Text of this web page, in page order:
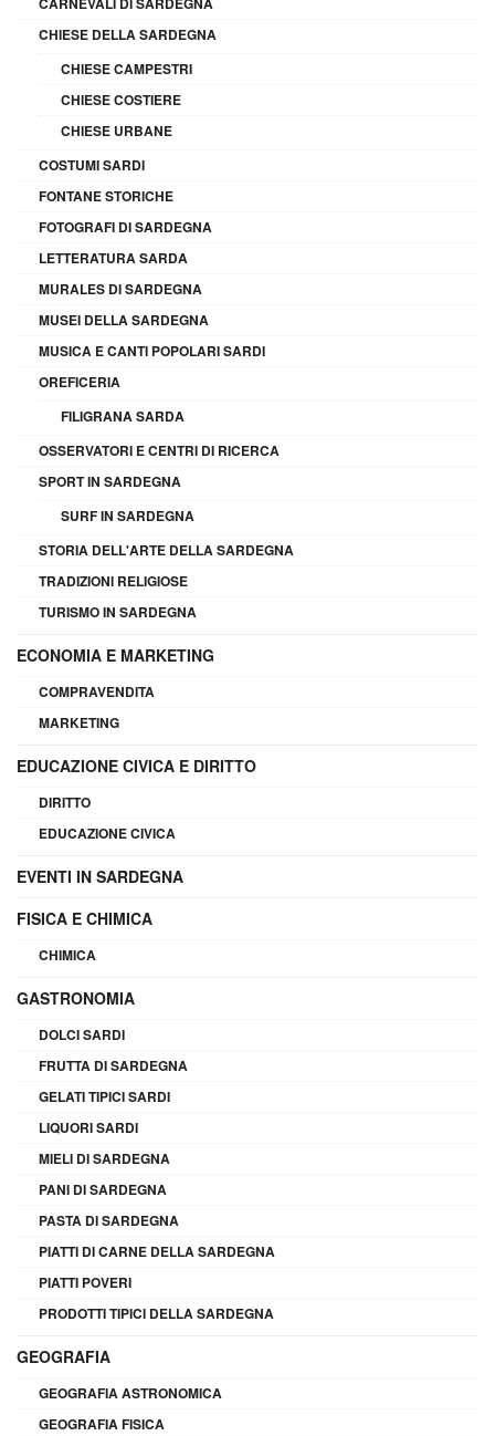
CHIESE DELLA SARDEGNA
CHIESE CAMPESTRI
CHIESE COSTIERE
CHIESE URBANE
COSTUMI SARDI
FONTANE STORICHE
FOTOGRAFI DI SARDEGNA
LETTERATURA SARDA
MURALES DI SARDEGNA
MUSEI DELLA SARDEGNA
MUSICA E CANTI POPOLARI SARDI
OREFICERIA
FILIGRANA SARDA
OSSERVATORI E CENTRI DI RICERCA
SPORT IN SARDEGNA
SURF IN SARDEGNA
STORIA DELL'ARTE DELLA SARDEGNA
TRADIZIONI RELIGIOSE
TURISMO IN SARDEGNA
ECONOMIA E MARKETING
COMPRAVENDITA
MARKETING
EDUCAZIONE CIVICA E DIRITTO
DIRITTO
EDUCAZIONE CIVICA
EVENTI IN SARDEGNA
FISICA E CHIMICA
CHIMICA
GASTRONOMIA
DOLCI SARDI
FRUTTA DI SARDEGNA
GELATI TIPICI SARDI
LIQUORI SARDI
MIELI DI SARDEGNA
PANI DI SARDEGNA
PASTA DI SARDEGNA
PIATTI DI CARNE DELLA SARDEGNA
PIATTI POVERI
PRODOTTI TIPICI DELLA SARDEGNA
GEOGRAFIA
GEOGRAFIA ASTRONOMICA
GEOGRAFIA FISICA